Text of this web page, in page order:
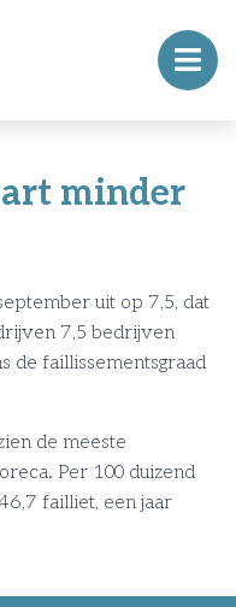
minder
uit op 7,5, dat
7,5 bedrijven
de faillissementsgraad
de meeste
Per 100 duizend
failliet, een jaar